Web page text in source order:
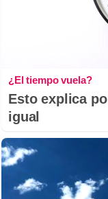
¿El tiempo vuela?
Esto explica
igual